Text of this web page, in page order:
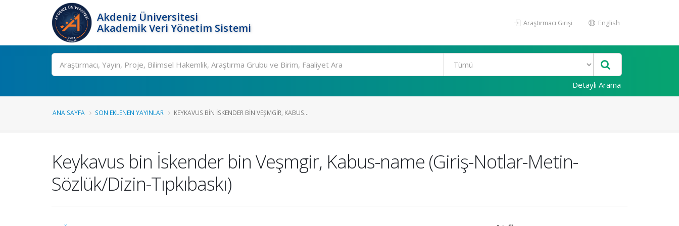
Akdeniz Üniversitesi
Akademik Veri Yönetim Sistemi
Araştırmacı Girişi English
Ara
Detaylı Arama
ANA SAYFA SON EKLENEN YAYINLAR KEYKAVUS BIN İSKENDER BIN VEŞMGIR, KABUS...
Keykavus bin İskender bin Veşmgir, Kabus-name (Giriş-Notlar-Metin-
Sözlük/Dizin-Tıpkıbaskı)